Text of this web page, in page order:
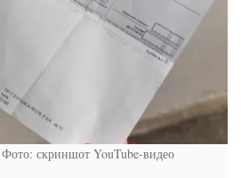
Фото: скриншот YouTube-видео